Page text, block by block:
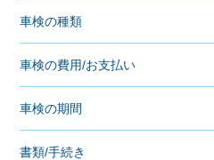
車検の種類
車検の費用/お支払い
車検の期間
書類/手続き